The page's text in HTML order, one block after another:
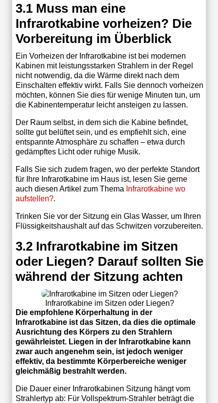
3.1 Muss man eine
Infrarotkabine vorheizen? Die
Vorbereitung im Überblick
Ein Vorheizen der Infrarotkabine ist bei modernen
Kabinen mit leistungsstarken Strahlern in der Regel
nicht notwendig, da die Wärme direkt nach dem
Einschalten effektiv wirkt. Falls Sie dennoch vorheizen
möchten, können Sie dies für wenige Minuten tun, um
die Kabinentemperatur leicht ansteigen zu lassen.
Der Raum selbst, in dem sich die Kabine befindet,
sollte gut belüftet sein, und es empfiehlt sich, eine
entspannte Atmosphäre zu schaffen – etwa durch
gedämpftes Licht oder ruhige Musik.
Falls Sie sich zudem fragen, wo der perfekte Standort
für Ihre Infrarotkabine im Haus ist, lesen Sie gerne
auch diesen Artikel zum Thema Infrarotkabine wo
aufstellen?.
Trinken Sie vor der Sitzung ein Glas Wasser, um Ihren
Flüssigkeitshaushalt auf das Schwitzen vorzubereiten.
3.2 Infrarotkabine im Sitzen
oder Liegen? Darauf sollten Sie
während der Sitzung achten
Infrarotkabine im Sitzen oder Liegen?
Die empfohlene Körperhaltung in der
Infrarotkabine ist das Sitzen, da dies die optimale
Ausrichtung des Körpers zu den Strahlern
gewährleistet. Liegen in der Infrarotkabine kann
zwar auch angenehm sein, ist jedoch weniger
effektiv, da bestimmte Körperbereiche weniger
gleichmäßig bestrahlt werden.
Die Dauer einer Infrarotkabinen Sitzung hängt vom
Strahlertyp ab: Für Vollspektrum-Strahler beträgt die